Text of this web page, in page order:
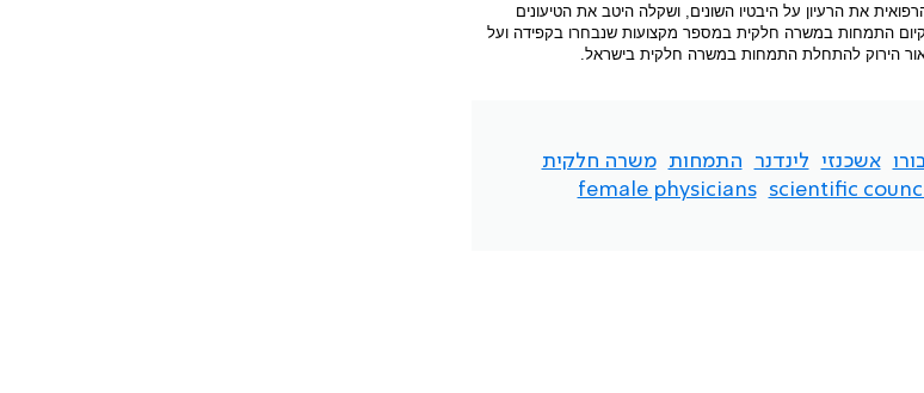
את הרעיון על היבטיו השונים, ושקלה היטב את הטיעונים
התמחות במשרה חלקית במספר מקצועות שנבחרו בקפידה ועל
הירוק להתחלת התמחות במשרה חלקית בישראל.
אשכנזי לינדנר התמחות
משרה חלקית
scientific
female physicians